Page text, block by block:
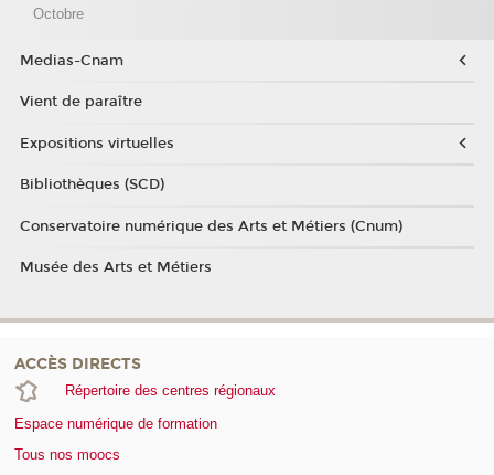
Octobre
Medias-Cnam
Vient de paraître
Expositions virtuelles
Bibliothèques (SCD)
Conservatoire numérique des Arts et Métiers (Cnum)
Musée des Arts et Métiers
ACCÈS DIRECTS
Répertoire des centres régionaux
Espace numérique de formation
Tous nos moocs